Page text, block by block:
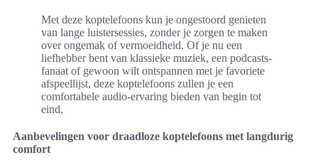
Met deze koptelefoons kun je ongestoord genieten
van lange luistersessies, zonder je zorgen te maken
over ongemak of vermoeidheid. Of je nu een
liefhebber bent van klassieke muziek, een podcasts-
fanaat of gewoon wilt ontspannen met je favoriete
afspeellijst, deze koptelefoons zullen je een
comfortabele audio-ervaring bieden van begin tot
eind.
Aanbevelingen voor draadloze koptelefoons met langdurig
comfort